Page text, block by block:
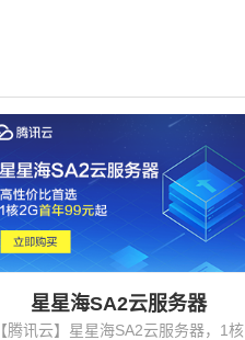
大数据可视化分析系统
BI商业智能，数据大屏可视化，数...
线索全生命周期管理系统
线索全生命周期管理系统
任务督查督办管理系统
工作任务派发、督办、催办全程跟踪...
星星海SA2云服务器
【腾讯云】星星海SA2云服务器，1核